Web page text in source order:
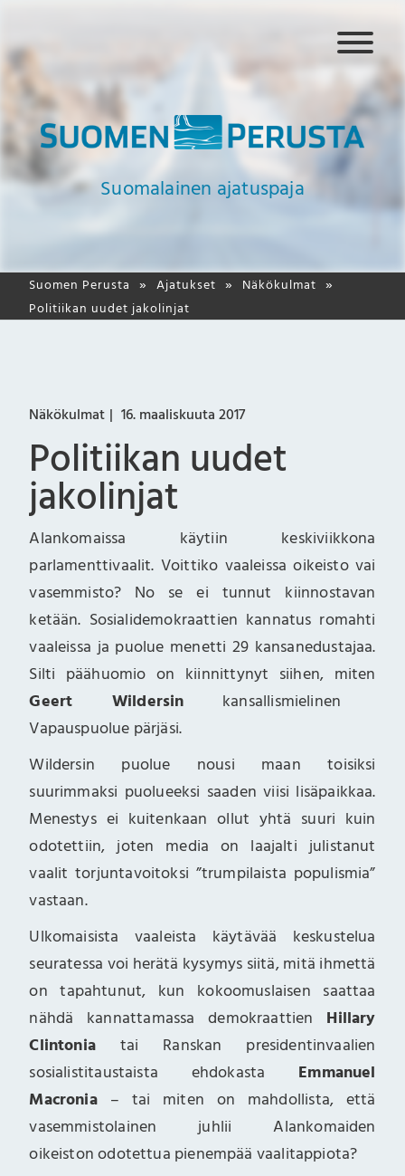
Suomalainen ajatuspaja
g
a
Suomen Perusta Ajatukset
Näkökulmat
Politiikan uudet jakolinjat
Näkökulmat 16. maaliskuuta 2017
Politiikan uudet
jakolinjat
Alankomaissa käytiin keskiviikkona
parlamenttivaalit. Voittiko vaaleissa oikeisto vai
vasemmisto? No se ei tunnut kiinnostavan
ketään. Sosialidemokraattien kannatus romahti
vaaleissa ja puolue menetti 29 kansanedustajaa.
Silti päähuomio on kiinnittynyt siihen, miten
Geert Wildersin kansallismielinen
Vapauspuolue pärjäsi.
Wildersin puolue nousi maan toisiksi
suurimmaksi puolueeksi saaden viisi lisäpaikkaa.
Menestys ei kuitenkaan ollut yhtä suuri kuin
odotettiin, joten media on laajalti julistanut
vaalit torjuntavoitoksi ”trumpilaista populismia”
vastaan.
Ulkomaisista vaaleista käytävää keskustelua
seuratessa voi herätä kysymys siitä, mitä ihmettä
on tapahtunut, kun kokoomuslaisen saattaa
nähdä kannattamassa demokraattien Hillary
Clintonia tai Ranskan presidentinvaalien
sosialistitaustaista ehdokasta Emmanuel
Macronia– tai miten on mahdollista, että
vasemmistolainen juhlii Alankomaiden
oikeiston odotettua pienempää vaalitappiota?